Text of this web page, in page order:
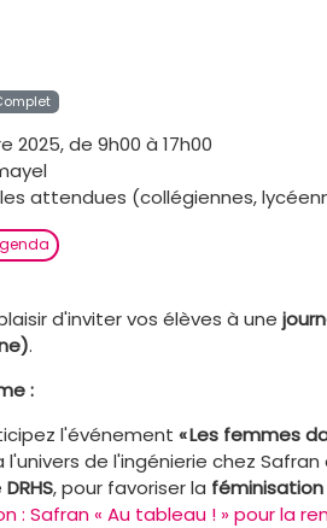
de 9h00 à 17h00
attendues (collégiennes,
d'inviter vos élèves à une
.
:
l'événement «Les femmes
de l'ingénierie chez
DRHS, pour favoriser la
: Safran « Au tableau ! » pour la